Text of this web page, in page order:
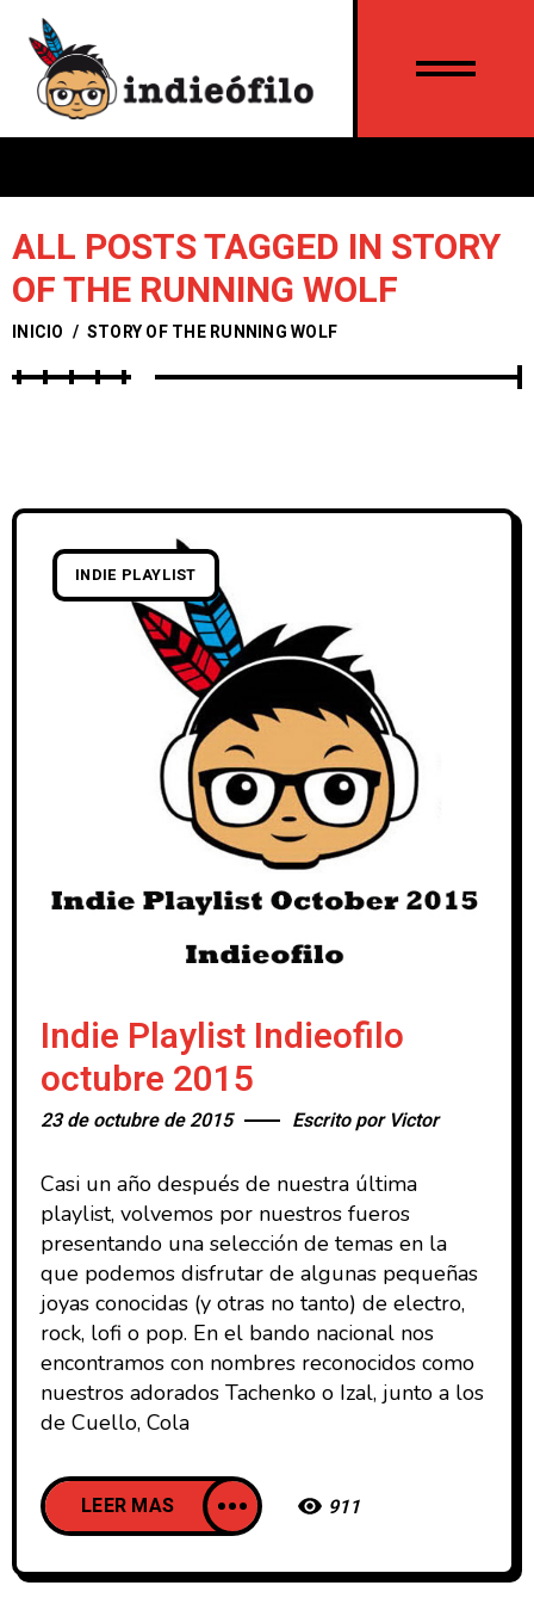
ALL POSTS TAGGED IN STORY
OF THE RUNNING WOLF
INICIO / STORY OF THE RUNNING WOLF
INDIE PLAYLIST
Indie Playlist Indieofilo
octubre 2015
23 de octubre de 2015 Escrito por Victor
Casi un año después de nuestra última
playlist, volvemos por nuestros fueros
presentando una selección de temas en la
que podemos disfrutar de algunas pequeñas
joyas conocidas (y otras no tanto) de electro,
rock, lofi o pop. En el bando nacional nos
encontramos con nombres reconocidos como
nuestros adorados Tachenko o Izal, junto a los
de Cuello, Cola
LEER MAS 911